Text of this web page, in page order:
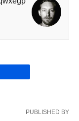
PUBLISHED BY